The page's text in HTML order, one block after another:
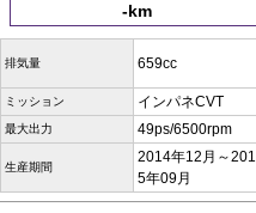
-km
排気量 659cc
ミッション インパネCVT
最大出力 49ps/6500rpm
生産期間
2014年12月～201
5年09月